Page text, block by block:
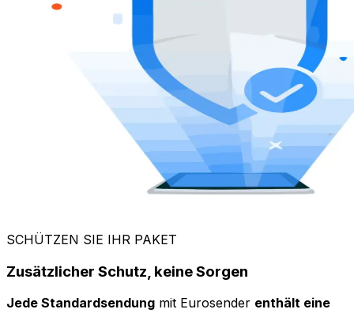
200 € abdeckt. Sie verschicken etwas Wertvolleres? Sie
zusätzliche Versicherung
abschließen, um sich zu beruhigen. Wenn Sie
Fragen zum Versand von Paketen von Italien nach
Ungarnhaben, hilft Ihnen unser
Support-Team
umgehend weiter.
Buchen Sie jetzt und versenden Sie mit Vertrauen!